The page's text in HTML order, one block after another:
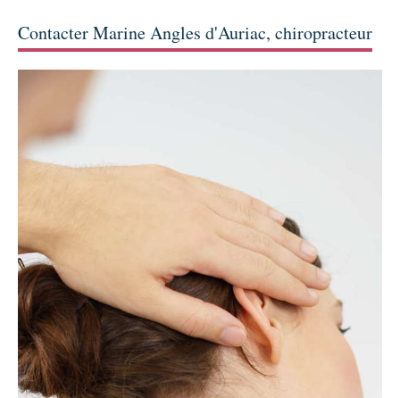
Contacter Marine Angles d'Auriac, chiropracteur